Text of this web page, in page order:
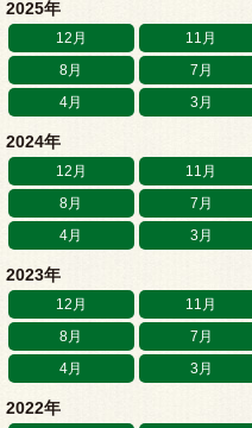
2025年
12月 11月
8月
7月
4月
3月
2024年
12月 11月
8月
7月
4月
3月
2023年
12月 11月
8月
7月
4月
3月
2022年